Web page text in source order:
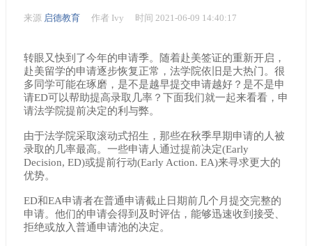
来源 启德教育 作者 Ivy 时间 2021-06-09 14:40:17
转眼又快到了今年的申请季。随着赴美签证的重新开启，
赴美留学的申请逐步恢复正常，法学院依旧是大热门。很
多同学可能在琢磨，是不是越早提交申请越好？是不是申
请ED可以帮助提高录取几率？下面我们就一起来看看，申
请法学院提前决定的利与弊。
由于法学院采取滚动式招生，那些在秋季早期申请的人被
录取的几率最高。一些申请人通过提前决定(Early
Decision, ED)或提前行动(Early Action. EA)来寻求更大的
优势。
ED和EA申请者在普通申请截止日期前几个月提交完整的
申请。他们的申请会得到及时评估，能够迅速收到接受、
拒绝或放入普通申请池的决定。